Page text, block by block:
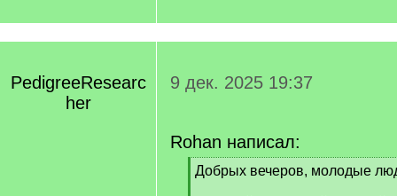
PedigreeResearc
her
9 дек. 2025 19:37
Rohan написал:
[
Добрых вечеров, молодые